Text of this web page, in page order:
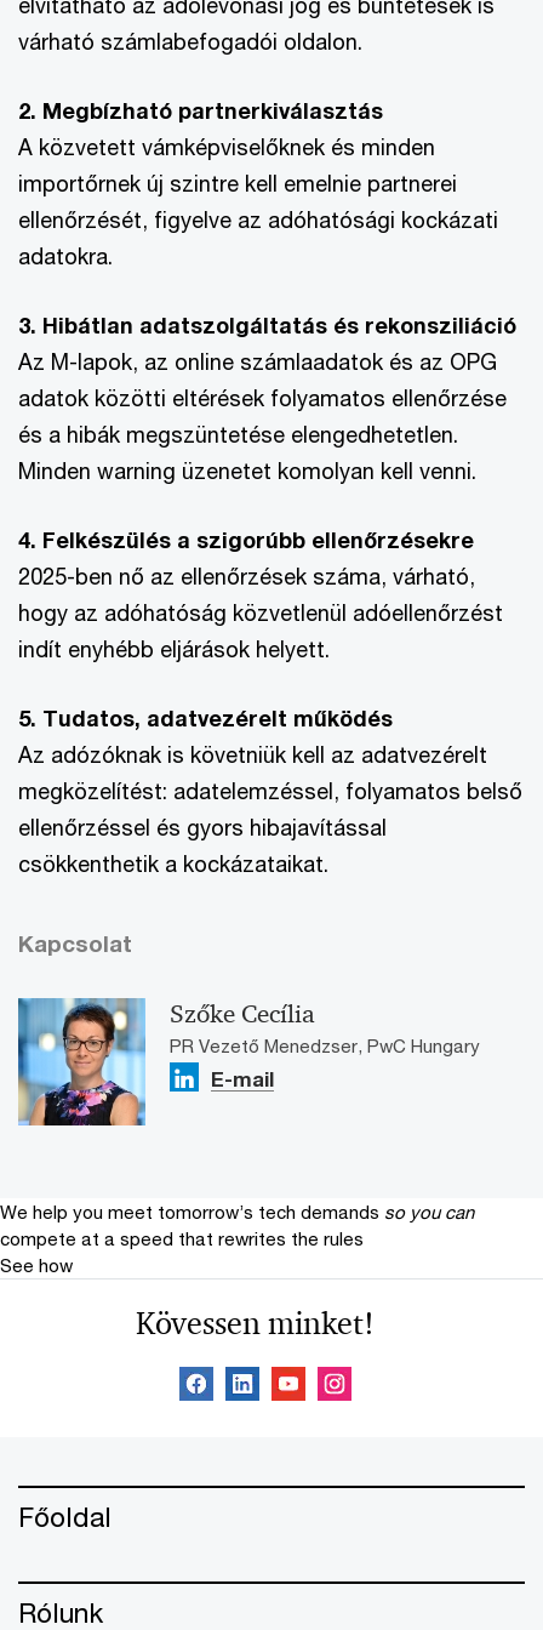
várható számlabefogadói oldalon.
2. Megbízható partnerkiválasztás
A közvetett vámképviselőknek és minden
importőrnek új szintre kell emelnie partnerei
ellenőrzését, figyelve az adóhatósági kockázati
adatokra.
3. Hibátlan adatszolgáltatás és rekonsziliáció
Az M-lapok, az online számlaadatok és az OPG
adatok közötti eltérések folyamatos ellenőrzése
és a hibák megszüntetése elengedhetetlen.
Minden warning üzenetet komolyan kell venni.
4. Felkészülés a szigorúbb ellenőrzésekre
2025-ben nő az ellenőrzések száma, várható,
hogy az adóhatóság közvetlenül adóellenőrzést
indít enyhébb eljárások helyett.
5. Tudatos, adatvezérelt működés
Az adózóknak is követniük kell az adatvezérelt
megközelítést: adatelemzéssel, folyamatos belső
ellenőrzéssel és gyors hibajavítással
csökkenthetik a kockázataikat.
Kapcsolat
Szőke Cecília
PR Vezető Menedzser, PwC Hungary
E-mail
We help you meet tomorrow’s tech demands so you can
compete at a speed that rewrites the rules
See how
Kövessen minket!
Főoldal
Rólunk